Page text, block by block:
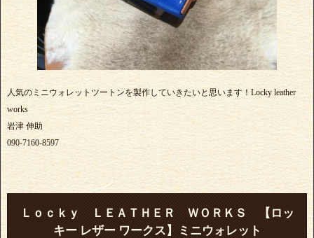
人気のミニウォレットツートンを製作していきたいと思います！Locky leather
works
岩津 伸助
090-7160-8597
Ｌｏｃｋｙ ＬＥＡＴＨＥＲ ＷＯＲＫＳ 【ロッ
キー レザー ワークス】ミニウォレット